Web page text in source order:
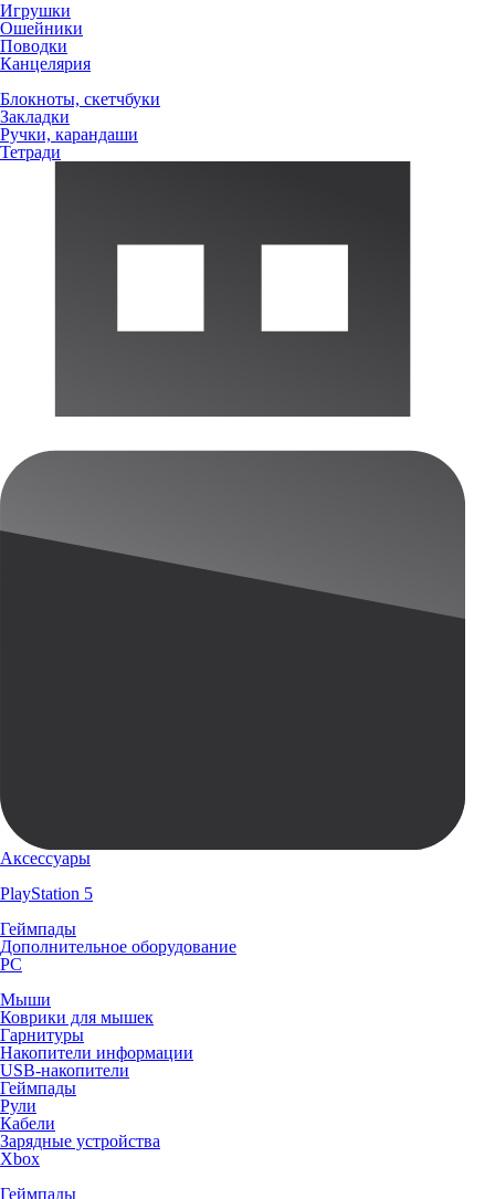
Игрушки
Ошейники
Поводки
Канцелярия
Блокноты, скетчбуки
Закладки
Ручки, карандаши
Тетради
Аксессуары
PlayStation 5
Геймпады
Дополнительное оборудование
PC
Мыши
Коврики для мышек
Гарнитуры
Накопители информации
USB-накопители
Геймпады
Рули
Кабели
Зарядные устройства
Xbox
Геймпады